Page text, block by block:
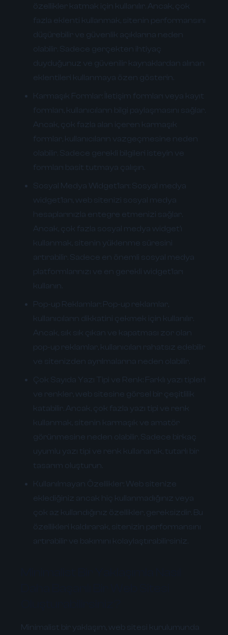
özellikler katmak için kullanılır. Ancak, çok
fazla eklenti kullanmak, sitenin performansını
düşürebilir ve güvenlik açıklarına neden
olabilir. Sadece gerçekten ihtiyaç
duyduğunuz ve güvenilir kaynaklardan alınan
eklentileri kullanmaya özen gösterin.
Karmaşık Formlar: İletişim formları veya kayıt
formları, kullanıcıların bilgi paylaşmasını sağlar.
Ancak, çok fazla alan içeren karmaşık
formlar, kullanıcıların vazgeçmesine neden
olabilir. Sadece gerekli bilgileri isteyin ve
formları basit tutmaya çalışın.
Sosyal Medya Widget'ları: Sosyal medya
widget'ları, web sitenizi sosyal medya
hesaplarınızla entegre etmenizi sağlar.
Ancak, çok fazla sosyal medya widget'ı
kullanmak, sitenin yüklenme süresini
artırabilir. Sadece en önemli sosyal medya
platformlarınızı ve en gerekli widget'ları
kullanın.
Pop-up Reklamlar: Pop-up reklamlar,
kullanıcıların dikkatini çekmek için kullanılır.
Ancak, sık sık çıkan ve kapatması zor olan
pop-up reklamlar, kullanıcıları rahatsız edebilir
ve sitenizden ayrılmalarına neden olabilir.
Çok Sayıda Yazı Tipi ve Renk: Farklı yazı tipleri
ve renkler, web sitesine görsel bir çeşitlilik
katabilir. Ancak, çok fazla yazı tipi ve renk
kullanmak, sitenin karmaşık ve amatör
görünmesine neden olabilir. Sadece birkaç
uyumlu yazı tipi ve renk kullanarak, tutarlı bir
tasarım oluşturun.
Kullanılmayan Özellikler: Web sitenize
eklediğiniz ancak hiç kullanmadığınız veya
çok az kullandığınız özellikler, gereksizdir. Bu
özellikleri kaldırarak, sitenizin performansını
artırabilir ve bakımını kolaylaştırabilirsiniz.
Minimalist bir yaklaşım, web sitesi kurulumunda